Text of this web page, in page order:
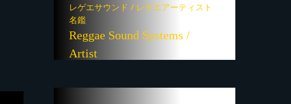
レゲエサウンド / レゲエアーティスト
名鑑
Reggae Sound Systems /
Artist